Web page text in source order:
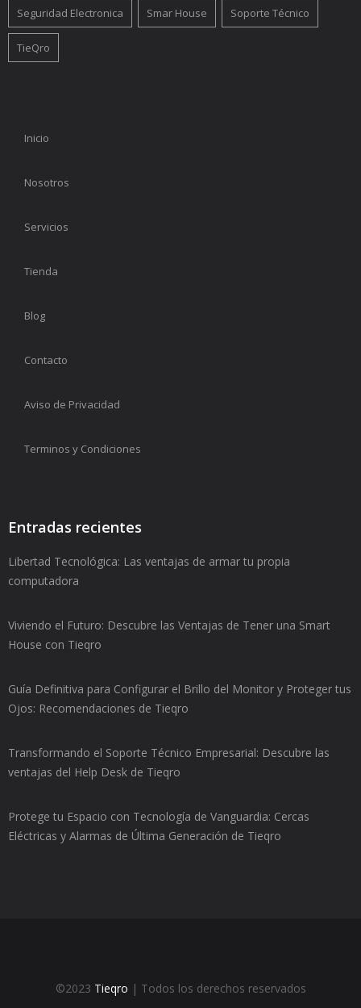
Seguridad Electronica Smar House Soporte Técnico
TieQro
Inicio
Nosotros
Servicios
Tienda
Blog
Contacto
Aviso de Privacidad
Terminos y Condiciones
Entradas recientes
Libertad Tecnológica: Las ventajas de armar tu propia
computadora
Viviendo el Futuro: Descubre las Ventajas de Tener una Smart
House con Tieqro
Guía Definitiva para Configurar el Brillo del Monitor y Proteger tus
Ojos: Recomendaciones de Tieqro
Transformando el Soporte Técnico Empresarial: Descubre las
ventajas del Help Desk de Tieqro
Protege tu Espacio con Tecnología de Vanguardia: Cercas
Eléctricas y Alarmas de Última Generación de Tieqro
©2023 Tieqro | Todos los derechos reservados